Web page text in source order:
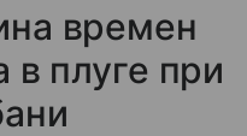
времен
в плуге при